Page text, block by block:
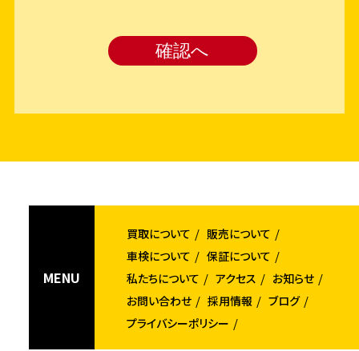
MENU
買取について
販売について
車検について
保証について
私たちについて
アクセス
お知らせ
お問い合わせ
採用情報
ブログ
プライバシーポリシー